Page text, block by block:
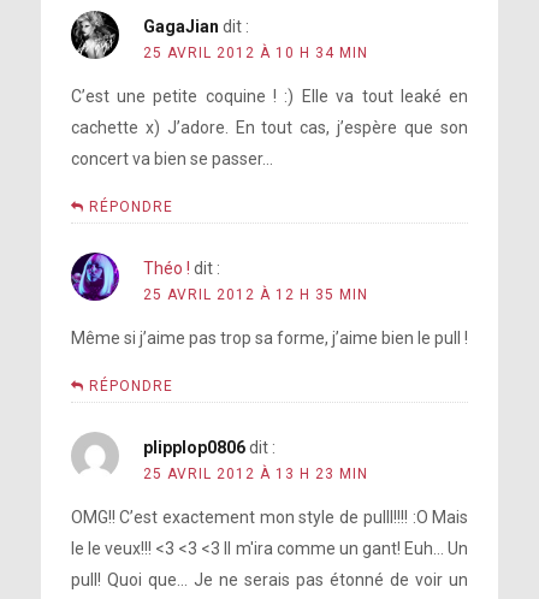
GagaJian dit :
25 AVRIL 2012 À 10 H 34 MIN
C’est une petite coquine ! :) Elle va tout leaké en
cachette x) J’adore. En tout cas, j’espère que son
concert va bien se passer…
RÉPONDRE
Théo ! dit :
25 AVRIL 2012 À 12 H 35 MIN
Même si j’aime pas trop sa forme, j’aime bien le pull !
RÉPONDRE
plipplop0806 dit :
25 AVRIL 2012 À 13 H 23 MIN
OMG!! C’est exactement mon style de pulll!!!! :O Mais
le le veux!!! <3 <3 <3 Il m'ira comme un gant! Euh… Un
pull! Quoi que… Je ne serais pas étonné de voir un